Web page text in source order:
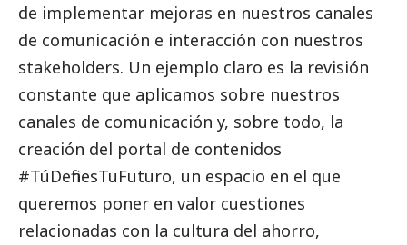
de implementar mejoras en nuestros canales
de comunicación e interacción con nuestros
stakeholders. Un ejemplo claro es la revisión
constante que aplicamos sobre nuestros
canales de comunicación y, sobre todo, la
creación del portal de contenidos
#TúDefinesTuFuturo, un espacio en el que
queremos poner en valor cuestiones
relacionadas con la cultura del ahorro,